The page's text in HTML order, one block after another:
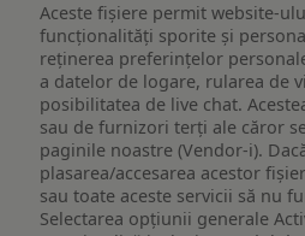
Aceste fișiere permit website-
funcționalități sporite și
reţinerea preferinţelor
a datelor de logare, rularea de
posibilitatea de live chat.
sau de furnizori terți ale căror
paginile noastre (Vendor-i).
plasarea/accesarea acestor
sau toate aceste servicii să nu
Selectarea opțiunii generale